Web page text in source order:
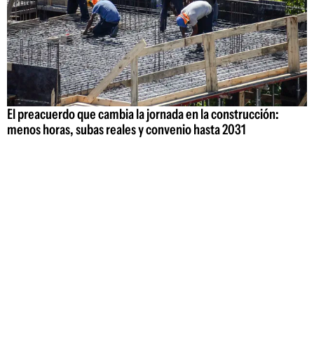
El preacuerdo que cambia la jornada en la construcción:
menos horas, subas reales y convenio hasta 2031